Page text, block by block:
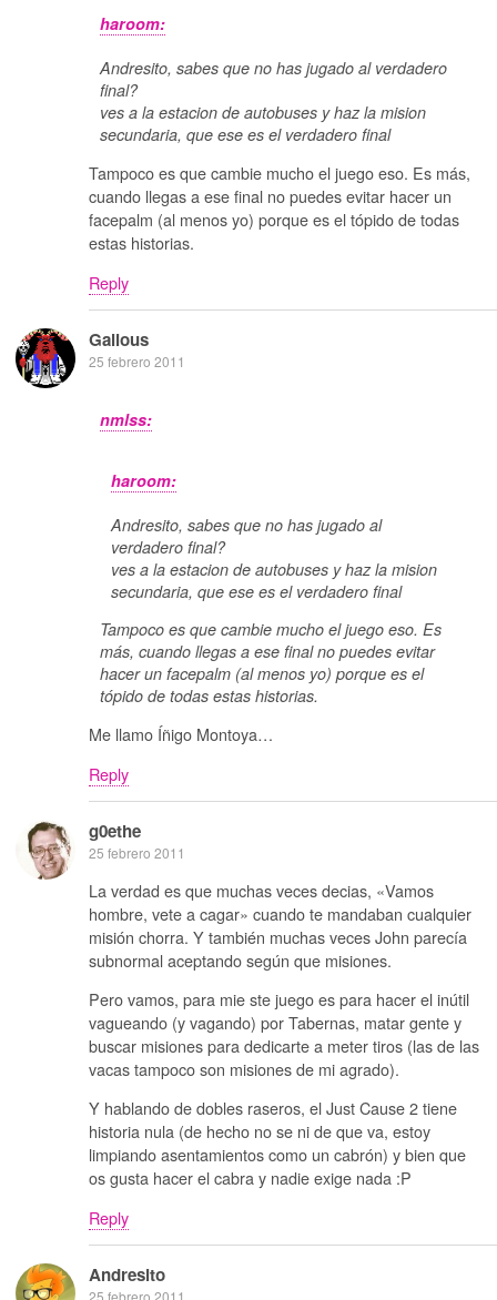
haroom:
Andresito, sabes que no has jugado al verdadero
final?
ves a la estacion de autobuses y haz la mision
secundaria, que ese es el verdadero final
Tampoco es que cambie mucho el juego eso. Es más,
cuando llegas a ese final no puedes evitar hacer un
facepalm (al menos yo) porque es el tópido de todas
estas historias.
Reply
Galious
25 febrero 2011
nmlss:
haroom:
Andresito, sabes que no has jugado al
verdadero final?
ves a la estacion de autobuses y haz la mision
secundaria, que ese es el verdadero final
Tampoco es que cambie mucho el juego eso. Es
más, cuando llegas a ese final no puedes evitar
hacer un facepalm (al menos yo) porque es el
tópido de todas estas historias.
Me llamo Íñigo Montoya…
Reply
g0ethe
25 febrero 2011
La verdad es que muchas veces decias, «Vamos
hombre, vete a cagar» cuando te mandaban cualquier
misión chorra. Y también muchas veces John parecía
subnormal aceptando según que misiones.
Pero vamos, para mie ste juego es para hacer el inútil
vagueando (y vagando) por Tabernas, matar gente y
buscar misiones para dedicarte a meter tiros (las de las
vacas tampoco son misiones de mi agrado).
Y hablando de dobles raseros, el Just Cause 2 tiene
historia nula (de hecho no se ni de que va, estoy
limpiando asentamientos como un cabrón) y bien que
os gusta hacer el cabra y nadie exige nada :P
Reply
Andresito